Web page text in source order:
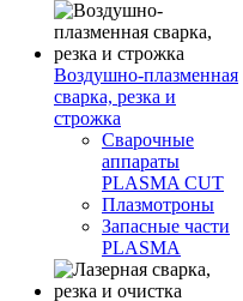
Воздушно-плазменная
сварка, резка и
строжка
Сварочные
аппараты
PLASMA CUT
Плазмотроны
Запасные части
PLASMA